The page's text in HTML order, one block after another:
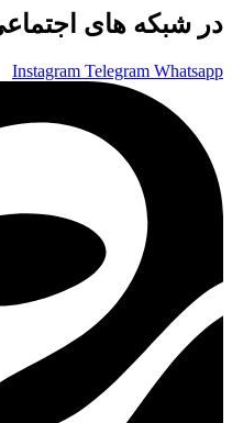
در شبکه های
Instagram Telegram Whatsapp